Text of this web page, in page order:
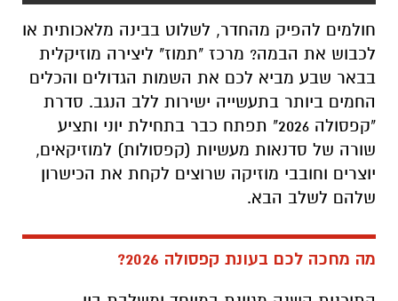
"קפסולה 2026" תפתח כבר בתחילת יוני ותציע
שורה של סדנאות מעשיות (קפסולות) למוזיקאים,
יוצרים וחובבי מוזיקה שרוצים לקחת את הכישרון
שלהם לשלב הבא.
מה מחכה לכם בעונת קפסולה 2026?
טכנולוגיה מתקדמת, הפקה מסורתית וביצוע בימתי: